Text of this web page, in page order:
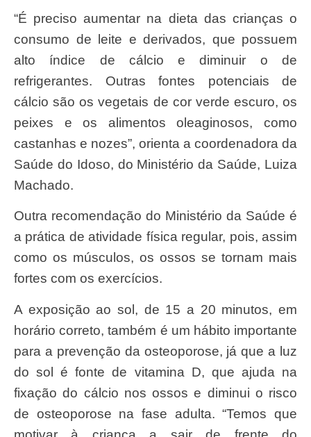
“É preciso aumentar na dieta das crianças o
consumo de leite e derivados, que possuem
alto índice de cálcio e diminuir o de
refrigerantes. Outras fontes potenciais de
cálcio são os vegetais de cor verde escuro, os
peixes e os alimentos oleaginosos, como
castanhas e nozes”, orienta a coordenadora da
Saúde do Idoso, do Ministério da Saúde, Luiza
Machado.
Outra recomendação do Ministério da Saúde é
a prática de atividade física regular, pois, assim
como os músculos, os ossos se tornam mais
fortes com os exercícios.
A exposição ao sol, de 15 a 20 minutos, em
horário correto, também é um hábito importante
para a prevenção da osteoporose, já que a luz
do sol é fonte de vitamina D, que ajuda na
fixação do cálcio nos ossos e diminui o risco
de osteoporose na fase adulta. “Temos que